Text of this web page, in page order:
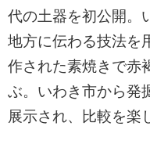
代の土器を初公開。
地方に伝わる技法を
作された素焼きで赤
ぶ。いわき市から発
展示され、比較を楽